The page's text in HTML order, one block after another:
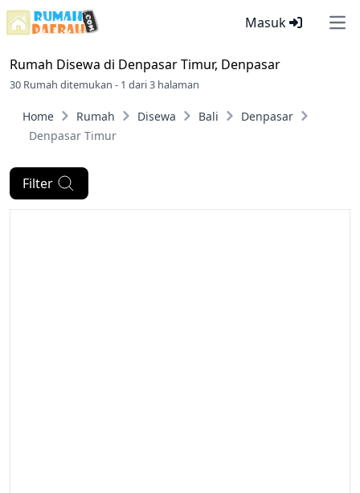
Masuk
Rumah Disewa di Denpasar Timur, Denpasar
30 Rumah ditemukan - 1 dari 3 halaman
Home Rumah Disewa Bali
Denpasar
Denpasar Timur
Filter